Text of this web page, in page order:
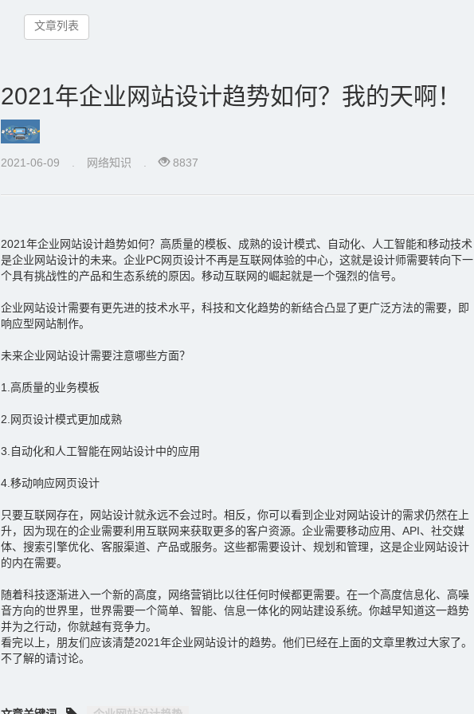
文章列表
2021年企业网站设计趋势如何？我的天啊！
2021-06-09 网络知识 8837
2021年企业网站设计趋势如何？高质量的模板、成熟的设计模式、自动化、人工智能和移动技术
是企业网站设计的未来。企业PC网页设计不再是互联网体验的中心，这就是设计师需要转向下一
个具有挑战性的产品和生态系统的原因。移动互联网的崛起就是一个强烈的信号。
企业网站设计需要有更先进的技术水平，科技和文化趋势的新结合凸显了更广泛方法的需要，即
响应型网站制作。
未来企业网站设计需要注意哪些方面？
1.高质量的业务模板
2.网页设计模式更加成熟
3.自动化和人工智能在网站设计中的应用
4.移动响应网页设计
只要互联网存在，网站设计就永远不会过时。相反，你可以看到企业对网站设计的需求仍然在上
升，因为现在的企业需要利用互联网来获取更多的客户资源。企业需要移动应用、API、社交媒
体、搜索引擎优化、客服渠道、产品或服务。这些都需要设计、规划和管理，这是企业网站设计
的内在需要。
随着科技逐渐进入一个新的高度，网络营销比以往任何时候都更需要。在一个高度信息化、高噪
音方向的世界里，世界需要一个简单、智能、信息一体化的网站建设系统。你越早知道这一趋势
并为之行动，你就越有竞争力。
看完以上，朋友们应该清楚2021年企业网站设计的趋势。他们已经在上面的文章里教过大家了。
不了解的请讨论。